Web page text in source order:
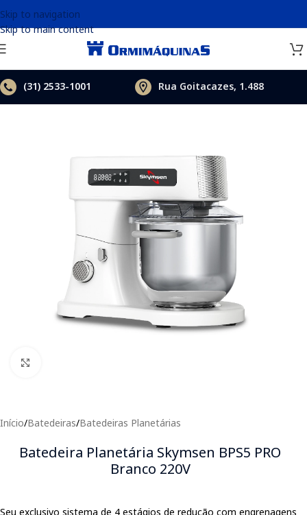
Skip to navigation
Skip to main content
(31) 2533-1001 Rua Goitacazes, 1.488
Início/Batedeiras/Batedeiras Planetárias
Batedeira Planetária Skymsen BPS5 PRO
Branco 220V
Seu exclusivo sistema de 4 estágios de redução com engrenagens